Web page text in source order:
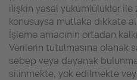
ilişkin yasal yükümlülükler ile
konusuysa mutlaka dikkate
İşleme amacının ortadan
Verilerin tutulmasına olanak
sebep veya dayanak
silinmekte, yok edilmekte